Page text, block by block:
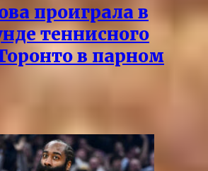
проиграла в
теннисного
в парном